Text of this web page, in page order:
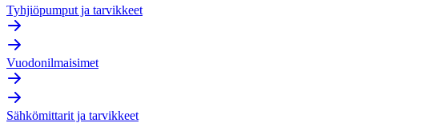
Tyhjiöpumput ja tarvikkeet
Vuodonilmaisimet
Sähkömittarit ja tarvikkeet